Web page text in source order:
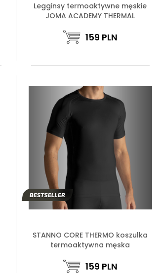
Legginsy termoaktywne męskie
JOMA ACADEMY THERMAL
159 PLN
STANNO CORE THERMO koszulka
termoaktywna męska
159 PLN